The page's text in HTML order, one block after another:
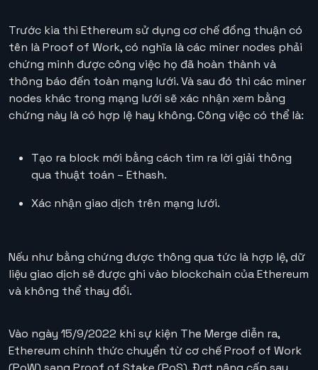
Trước kia thì Ethereum sử dụng cơ chế đồng thuận có
tên là Proof of Work, có nghĩa là các miner nodes phải
chứng minh được công việc họ đã hoàn thành và
thông báo đến toàn mạng lưới. Và sau đó thì các miner
nodes khác trong mạng lưới sẽ xác nhận xem bằng
chứng này là có hợp lệ hay không. Công việc có thể là:
Tạo ra block mới bằng cách tìm ra lời giải thông
qua thuật toán – Ethash.
Xác nhận giao dịch trên mạng lưới.
Nếu như bằng chứng được thông qua tức là hợp lệ, dữ
liệu giao dịch sẽ được ghi vào blockchain của Ethereum
và không thể thay đổi.
Vào ngày 15/9/2022 khi sự kiện The Merge diễn ra,
Ethereum chính thức chuyển từ cơ chế Proof of Work